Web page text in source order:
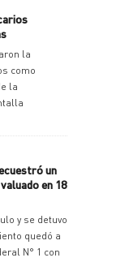
la
como
la
un
en 18
y se detuvo
quedó a
N° 1 con